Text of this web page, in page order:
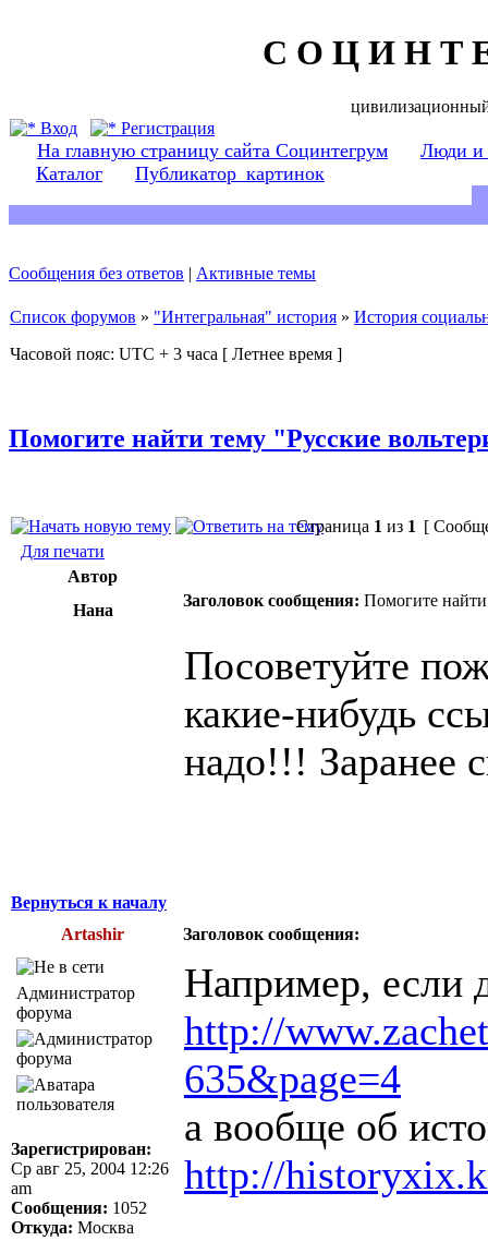
С О Ц И Н Т
Вход
Регистрация
На главную страницу сайта Социнтегрум
Люди и
Каталог
Публикатор_картинок
Сообщения без ответов | Активные темы
Список форумов » "Интегральная" история » История
Часовой пояс: UTC + 3 часа [ Летнее время ]
Помогите найти тему "Русские
Страница 1 из 1 [
Для печати
Автор
Нана
Заголовок сообщения: Помогите
Посоветуйте
какие-нибудь
надо!!! Заранее
Вернуться к началу
Artashir
Заголовок сообщения:
Администратор
форума
Зарегистрирован:
Ср авг 25, 2004 12:26
am
Сообщения: 1052
Откуда: Москва
Например, если
http://
635&page=4
а вообще об
http://